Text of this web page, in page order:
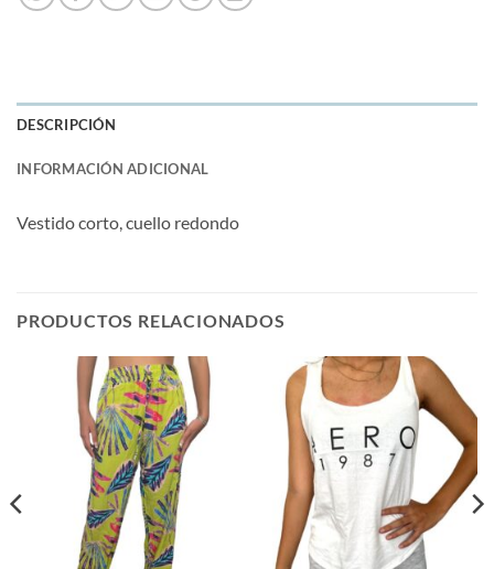
DESCRIPCIÓN
INFORMACIÓN ADICIONAL
Vestido corto, cuello redondo
PRODUCTOS RELACIONADOS